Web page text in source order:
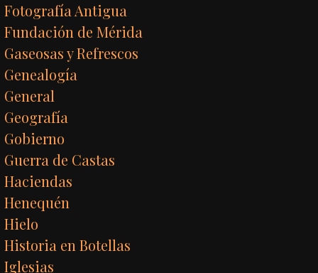
Fotografía Antigua
Fundación de Mérida
Gaseosas y Refrescos
Genealogía
General
Geografía
Gobierno
Guerra de Castas
Haciendas
Henequén
Hielo
Historia en Botellas
Iglesias